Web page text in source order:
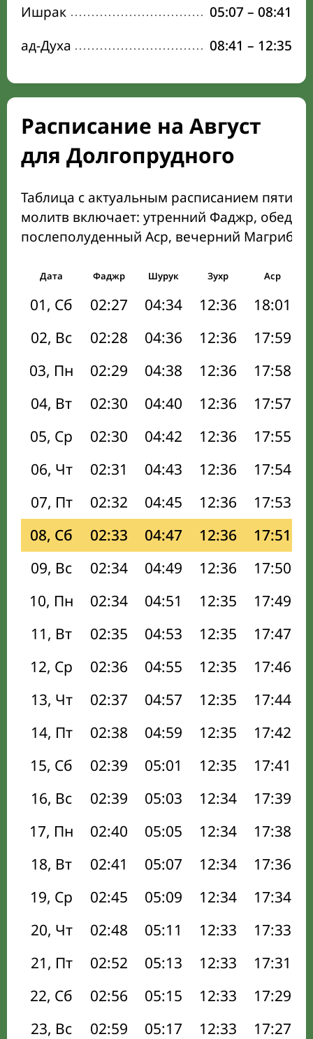
Ишрак 05:07 – 08:41
ад-Духа
08:41 – 12:35
Расписание на Август
для Долгопрудного
Таблица с актуальным расписанием пяти
молитв включает: утренний Фаджр,
послеполуденный Аср, вечерний Магриб
Дата Фаджр Шурук Зухр Аср
01, Сб 02:27 04:34 12:36 18:01
02, Вс
02:28 04:36 12:36 17:59
03, Пн
02:29 04:38 12:36 17:58
04, Вт
02:30 04:40 12:36 17:57
05, Ср
02:30 04:42 12:36 17:55
06, Чт
02:31 04:43 12:36 17:54
07, Пт
02:32 04:45 12:36 17:53
08, Сб
02:33 04:47 12:36 17:51
09, Вс
02:34 04:49 12:36 17:50
10, Пн
02:34 04:51 12:35 17:49
11, Вт
02:35 04:53 12:35 17:47
12, Ср
02:36 04:55 12:35 17:46
13, Чт
02:37 04:57 12:35 17:44
14, Пт
02:38 04:59 12:35 17:42
15, Сб
02:39 05:01 12:35 17:41
16, Вс
02:39 05:03 12:34 17:39
17, Пн
02:40 05:05 12:34 17:38
18, Вт
02:41 05:07 12:34 17:36
19, Ср
02:45 05:09 12:34 17:34
20, Чт
02:48 05:11 12:33 17:33
21, Пт
02:52 05:13 12:33 17:31
22, Сб
02:56 05:15 12:33 17:29
23, Вс
02:59 05:17 12:33 17:27